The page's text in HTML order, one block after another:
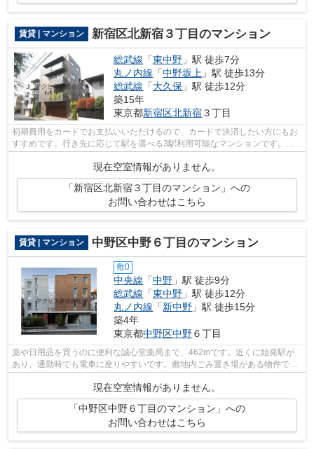
賃貸 | マンション 新宿区北新宿３丁目のマンション
総武線 「東中野 」駅 徒歩7分
丸ノ内線 「中野坂上 」駅 徒歩13分
総武線 「大久保 」駅 徒歩12分
築15年
東京都新宿区北新宿３丁目
初期費用をカードでお支払いいただけるので、カードで決済したい方にもお
すすめです。行き先に応じて駅を選べる3駅利用可能なマンションです。東
現在空室情報がありません。
「新宿区北新宿３丁目のマンション」への
お問い合わせはこちら
賃貸 | マンション 中野区中野６丁目のマンション
敷0
中央線 「中野 」駅 徒歩9分
総武線 「東中野 」駅 徒歩12分
丸ノ内線 「新中野 」駅 徒歩15分
築4年
東京都中野区中野６丁目
薬や日用品を買うのに便利な誠心堂薬局まで、462mです。近くに始発駅が
あり、通勤時でも電車に座りやすいです。敷地内ごみ置き場がある物件で
現在空室情報がありません。
「中野区中野６丁目のマンション」への
お問い合わせはこちら